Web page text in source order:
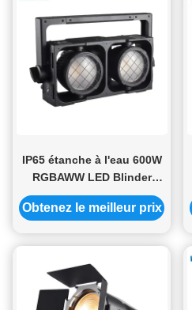
IP65 étanche à l'eau 600W
RGBAWW LED Blinder
Strobe Light CRI95 1800K-
10000K réglable en blanc
Obtenez le meilleur prix